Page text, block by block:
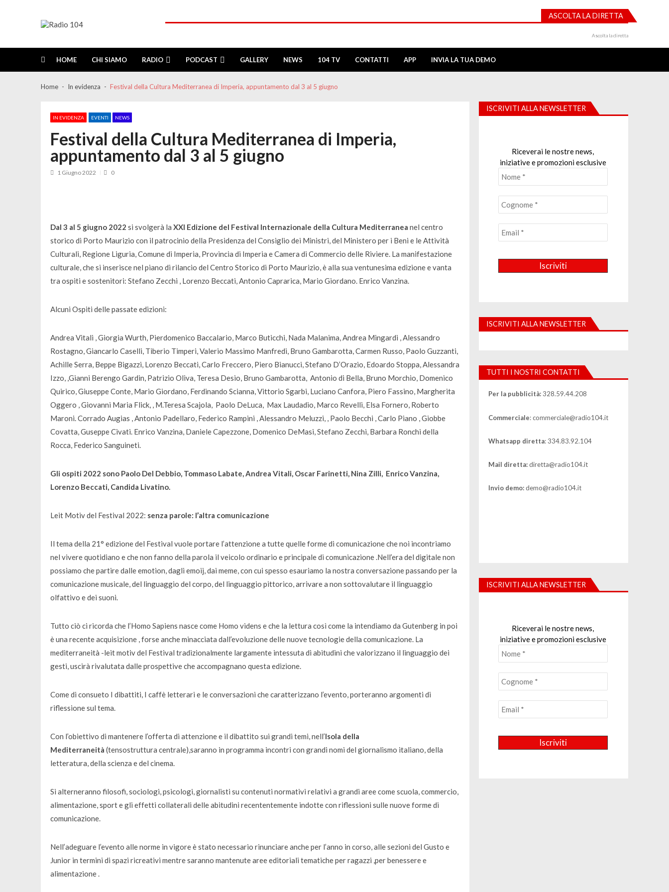
ASCOLTA LA DIRETTA
Ascolta la diretta
HOME CHI SIAMO RADIO PODCAST GALLERY NEWS 104 TV CONTATTI APP INVIA LA TUA DEMO
Home In evidenza Festival della Cultura Mediterranea di Imperia, appuntamento dal 3 al 5 giugno
IN EVIDENZA EVENTI NEWS
Festival della Cultura Mediterranea di Imperia,
appuntamento dal 3 al 5 giugno
1 Giugno 2022 0
Dal 3 al 5 giugno 2022 si svolgerà la XXI Edizione del Festival Internazionale della Cultura Mediterranea nel centro
storico di Porto Maurizio con il patrocinio della Presidenza del Consiglio dei Ministri, del Ministero per i Beni e le Attività
Culturali, Regione Liguria, Comune di Imperia, Provincia di Imperia e Camera di Commercio delle Riviere. La manifestazione
culturale, che si inserisce nel piano di rilancio del Centro Storico di Porto Maurizio, è alla sua ventunesima edizione e vanta
tra ospiti e sostenitori: Stefano Zecchi , Lorenzo Beccati, Antonio Caprarica, Mario Giordano. Enrico Vanzina.
Alcuni Ospiti delle passate edizioni:
Andrea Vitali , Giorgia Wurth, Pierdomenico Baccalario, Marco Buticchi, Nada Malanima, Andrea Mingardi , Alessandro
Rostagno, Giancarlo Caselli, Tiberio Timperi, Valerio Massimo Manfredi, Bruno Gambarotta, Carmen Russo, Paolo Guzzanti,
Achille Serra, Beppe Bigazzi, Lorenzo Beccati, Carlo Freccero, Piero Bianucci, Stefano D’Orazio, Edoardo Stoppa, Alessandra
Izzo, ,Gianni Berengo Gardin, Patrizio Oliva, Teresa Desio, Bruno Gambarotta, Antonio di Bella, Bruno Morchio, Domenico
Quirico, Giuseppe Conte, Mario Giordano, Ferdinando Scianna, Vittorio Sgarbi, Luciano Canfora, Piero Fassino, Margherita
Oggero , Giovanni Maria Flick, , M.Teresa Scajola, Paolo DeLuca, Max Laudadio, Marco Revelli, Elsa Fornero, Roberto
Maroni. Corrado Augias , Antonio Padellaro, Federico Rampini , Alessandro Meluzzi, , Paolo Becchi , Carlo Piano , Giobbe
Covatta, Guseppe Civati. Enrico Vanzina, Daniele Capezzone, Domenico DeMasi, Stefano Zecchi, Barbara Ronchi della
Rocca, Federico Sanguineti.
Gli ospiti 2022 sono Paolo Del Debbio, Tommaso Labate, Andrea Vitali, Oscar Farinetti, Nina Zilli, Enrico Vanzina,
Lorenzo Beccati, Candida Livatino.
Leit Motiv del Festival 2022: senza parole: l’altra comunicazione
Il tema della 21° edizione del Festival vuole portare l’attenzione a tutte quelle forme di comunicazione che noi incontriamo
nel vivere quotidiano e che non fanno della parola il veicolo ordinario e principale di comunicazione .Nell’era del digitale non
possiamo che partire dalle emotion, dagli emoij, dai meme, con cui spesso esauriamo la nostra conversazione passando per la
comunicazione musicale, del linguaggio del corpo, del linguaggio pittorico, arrivare a non sottovalutare il linguaggio
olfattivo e dei suoni.
Tutto ciò ci ricorda che l’Homo Sapiens nasce come Homo videns e che la lettura così come la intendiamo da Gutenberg in poi
è una recente acquisizione , forse anche minacciata dall’evoluzione delle nuove tecnologie della comunicazione. La
mediterraneità -leit motiv del Festival tradizionalmente largamente intessuta di abitudini che valorizzano il linguaggio dei
gesti, uscirà rivalutata dalle prospettive che accompagnano questa edizione.
Come di consueto I dibattiti, I caffè letterari e le conversazioni che caratterizzano l’evento, porteranno argomenti di
riflessione sul tema.
Con l’obiettivo di mantenere l’offerta di attenzione e il dibattito sui grandi temi, nell’Isola della
Mediterraneità (tensostruttura centrale),saranno in programma incontri con grandi nomi del giornalismo italiano, della
letteratura, della scienza e del cinema.
Si alterneranno filosofi, sociologi, psicologi, giornalisti su contenuti normativi relativi a grandi aree come scuola, commercio,
alimentazione, sport e gli effetti collaterali delle abitudini recententemente indotte con riflessioni sulle nuove forme di
comunicazione.
Nell’adeguare l’evento alle norme in vigore è stato necessario rinunciare anche per l’anno in corso, alle sezioni del Gusto e
Junior in termini di spazi ricreativi mentre saranno mantenute aree editoriali tematiche per ragazzi ,per benessere e
alimentazione .
ISCRIVITI ALLA NEWSLETTER
Riceverai le nostre news,
iniziative e promozioni esclusive
ISCRIVITI ALLA NEWSLETTER
TUTTI I NOSTRI CONTATTI
Per la pubblicità:328.59.44.208
Commerciale: commerciale@radio104.it
Whatsapp diretta: 334.83.92.104
Mail diretta:diretta@radio104.it
Invio demo:demo@radio104.it
ISCRIVITI ALLA NEWSLETTER
Riceverai le nostre news,
iniziative e promozioni esclusive